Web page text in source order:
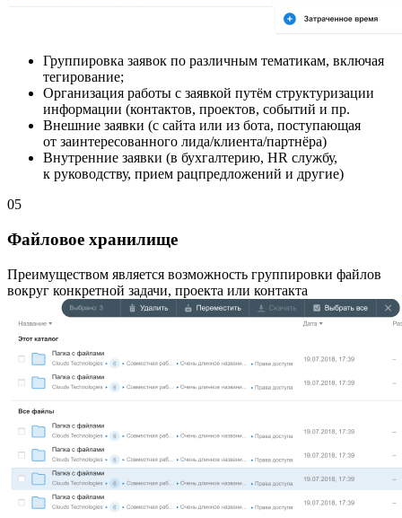
Группировка заявок по различным тематикам, включая
тегирование;
Организация работы с заявкой путём структуризации
информации (контактов, проектов, событий и пр.
Внешние заявки (с сайта или из бота, поступающая
от заинтересованного лида/клиента/партнёра)
Внутренние заявки (в бухгалтерию, HR службу,
к руководству, прием рацпредложений и другие)
05
Файловое хранилище
Преимуществом является возможность группировки файлов
вокруг конкретной задачи, проекта или контакта